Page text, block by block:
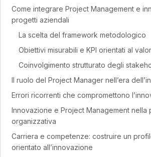
Come integrare Project Management e
progetti aziendali
La scelta del framework metodologico
Obiettivi misurabili e KPI orientati al
Coinvolgimento strutturato degli
Il ruolo del Project Manager nell’era
Errori ricorrenti che compromettono
Innovazione e Project Management nella
organizzativa
Carriera e competenze: costruire un
orientato all’innovazione